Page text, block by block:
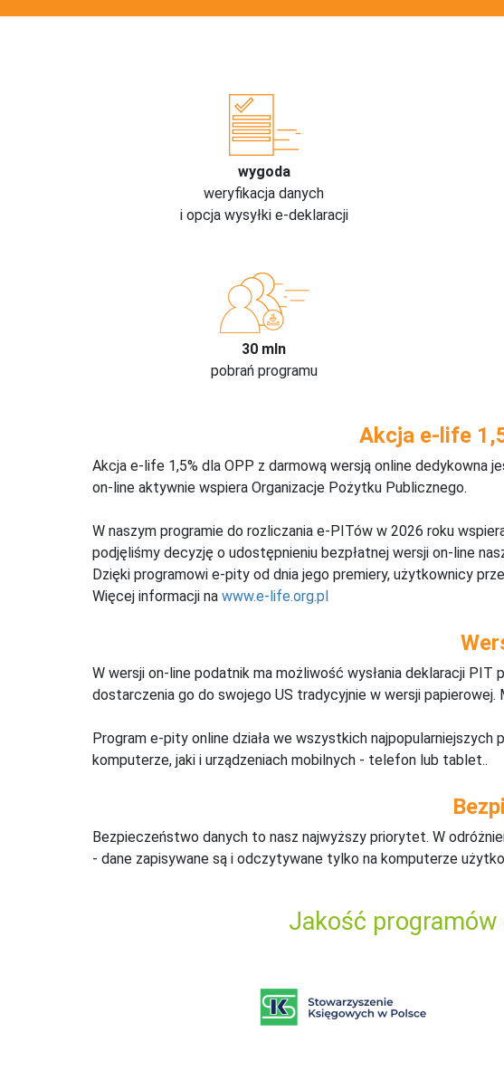
wygoda
weryfikacja danych
i opcja wysyłki e-deklaracji
30 mln
pobrań programu
Akcja e-life
Akcja e-life 1,5% dla OPP z darmową wersją online dedykowna
on-line aktywnie wspiera Organizacje Pożytku Publicznego.
W naszym programie do rozliczania e-PITów w 2026 roku
podjęliśmy decyzję o udostępnieniu bezpłatnej wersji on-line
Dzięki programowi e-pity od dnia jego premiery, użytkownicy
Więcej informacji na www.e-life.org.pl
W wersji on-line podatnik ma możliwość wysłania deklaracji
dostarczenia go do swojego US tradycyjnie w wersji
Program e-pity online działa we wszystkich
komputerze, jaki i urządzeniach mobilnych - telefon lub tablet..
Bezpieczeństwo danych to nasz najwyższy priorytet. W
- dane zapisywane są i odczytywane tylko na komputerze
Jakość programów